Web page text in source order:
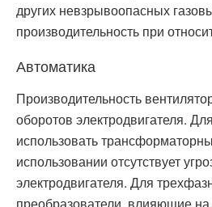
других невзрывоопасных
производительность при
Автоматика
Производительность
оборотов электродвигателя.
использовать
использовании отсутствует
электродвигателя. Для
преобразователи, влияющие